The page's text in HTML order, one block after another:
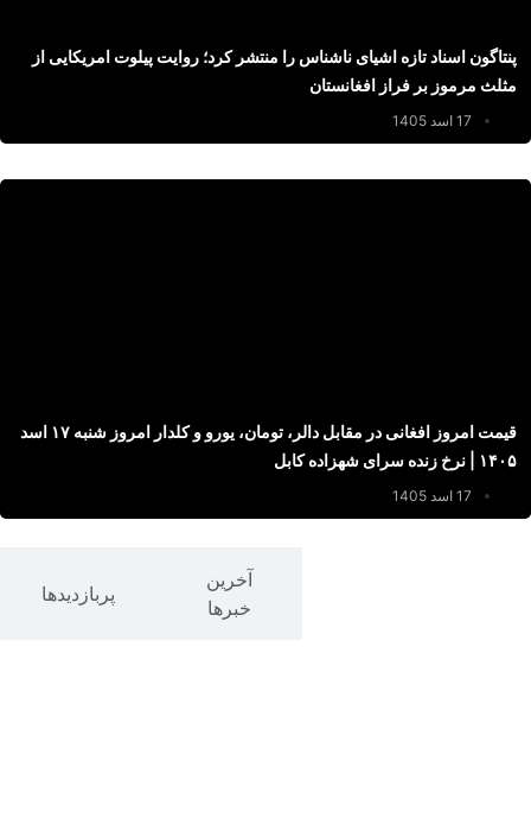
پنتاگون اسناد تازه اشیای ناشناس را منتشر کرد؛ روایت پیلوت امریکایی از
مثلث مرموز بر فراز افغانستان
17 اسد 1405
قیمت امروز افغانی در مقابل دالر، تومان، یورو و کلدار امروز شنبه ۱۷ اسد
۱۴۰۵ | نرخ زنده سرای شهزاده کابل
17 اسد 1405
آخرین
خبرها
پربازدیدها